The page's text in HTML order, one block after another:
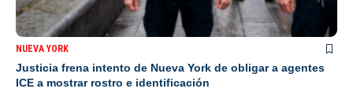
NUEVA YORK
Justicia frena intento de Nueva York de obligar a agentes
ICE a mostrar rostro e identificación